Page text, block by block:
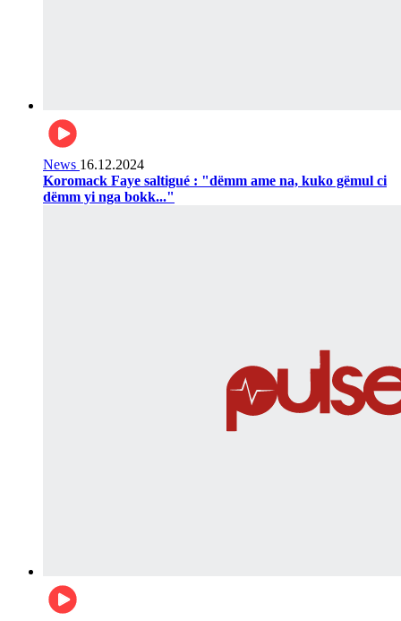
News 16.12.2024
Koromack Faye saltigué : "dëmm ame na, kuko gëmul ci
dëmm yi nga bokk..."